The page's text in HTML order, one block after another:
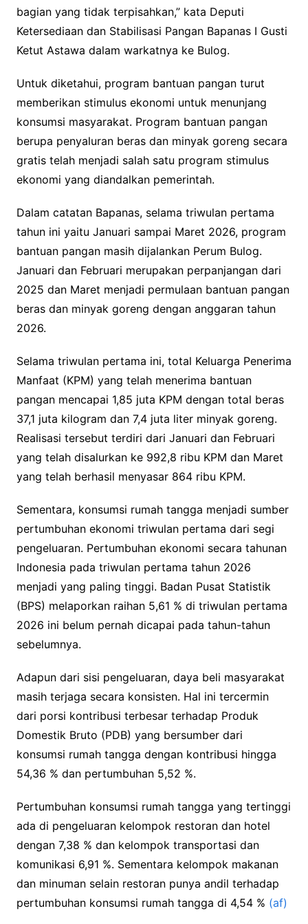
bagian yang tidak terpisahkan,” kata Deputi
Ketersediaan dan Stabilisasi Pangan Bapanas I Gusti
Ketut Astawa dalam warkatnya ke Bulog.
Untuk diketahui, program bantuan pangan turut
memberikan stimulus ekonomi untuk menunjang
konsumsi masyarakat. Program bantuan pangan
berupa penyaluran beras dan minyak goreng secara
gratis telah menjadi salah satu program stimulus
ekonomi yang diandalkan pemerintah.
Dalam catatan Bapanas, selama triwulan pertama
tahun ini yaitu Januari sampai Maret 2026, program
bantuan pangan masih dijalankan Perum Bulog.
Januari dan Februari merupakan perpanjangan dari
2025 dan Maret menjadi permulaan bantuan pangan
beras dan minyak goreng dengan anggaran tahun
2026.
Selama triwulan pertama ini, total Keluarga Penerima
Manfaat (KPM) yang telah menerima bantuan
pangan mencapai 1,85 juta KPM dengan total beras
37,1 juta kilogram dan 7,4 juta liter minyak goreng.
Realisasi tersebut terdiri dari Januari dan Februari
yang telah disalurkan ke 992,8 ribu KPM dan Maret
yang telah berhasil menyasar 864 ribu KPM.
Sementara, konsumsi rumah tangga menjadi sumber
pertumbuhan ekonomi triwulan pertama dari segi
pengeluaran. Pertumbuhan ekonomi secara tahunan
Indonesia pada triwulan pertama tahun 2026
menjadi yang paling tinggi. Badan Pusat Statistik
(BPS) melaporkan raihan 5,61 % di triwulan pertama
2026 ini belum pernah dicapai pada tahun-tahun
sebelumnya.
Adapun dari sisi pengeluaran, daya beli masyarakat
masih terjaga secara konsisten. Hal ini tercermin
dari porsi kontribusi terbesar terhadap Produk
Domestik Bruto (PDB) yang bersumber dari
konsumsi rumah tangga dengan kontribusi hingga
54,36 % dan pertumbuhan 5,52 %.
Pertumbuhan konsumsi rumah tangga yang tertinggi
ada di pengeluaran kelompok restoran dan hotel
dengan 7,38 % dan kelompok transportasi dan
komunikasi 6,91 %. Sementara kelompok makanan
dan minuman selain restoran punya andil terhadap
pertumbuhan konsumsi rumah tangga di 4,54 % (af)